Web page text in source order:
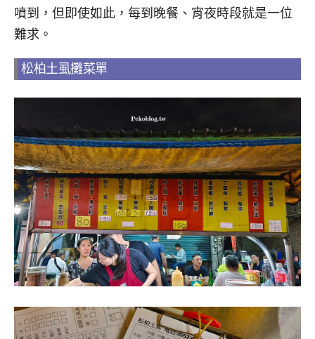
噴到，但即使如此，每到晚餐、宵夜時段就是一位
難求。
松柏土虱攤菜單